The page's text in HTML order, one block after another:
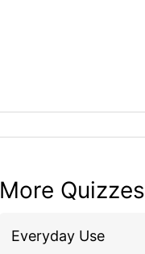
More Quizzes
Everyday Use